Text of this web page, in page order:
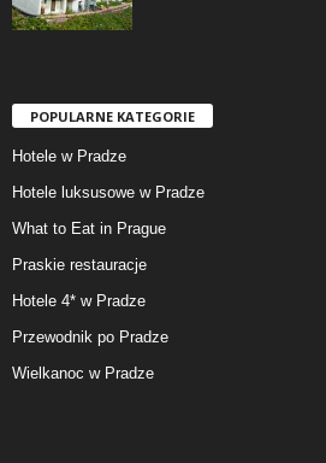
POPULARNE KATEGORIE
Hotele w Pradze
Hotele luksusowe w Pradze
What to Eat in Prague
Praskie restauracje
Hotele 4* w Pradze
Przewodnik po Pradze
Wielkanoc w Pradze